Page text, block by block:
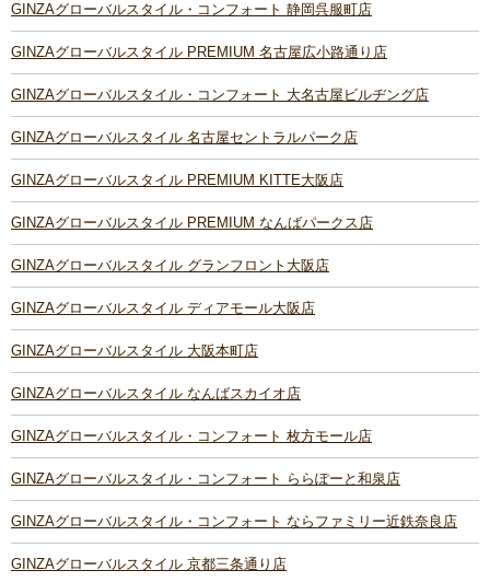
GINZAグローバルスタイル・コンフォート 静岡呉服町店
GINZAグローバルスタイル PREMIUM 名古屋広小路通り店
GINZAグローバルスタイル・コンフォート 大名古屋ビルヂング店
GINZAグローバルスタイル 名古屋セントラルパーク店
GINZAグローバルスタイル PREMIUM KITTE大阪店
GINZAグローバルスタイル PREMIUM なんばパークス店
GINZAグローバルスタイル グランフロント大阪店
GINZAグローバルスタイル ディアモール大阪店
GINZAグローバルスタイル 大阪本町店
GINZAグローバルスタイル なんばスカイオ店
GINZAグローバルスタイル・コンフォート 枚方モール店
GINZAグローバルスタイル・コンフォート ららぽーと和泉店
GINZAグローバルスタイル・コンフォート ならファミリー近鉄奈良店
GINZAグローバルスタイル 京都三条通り店